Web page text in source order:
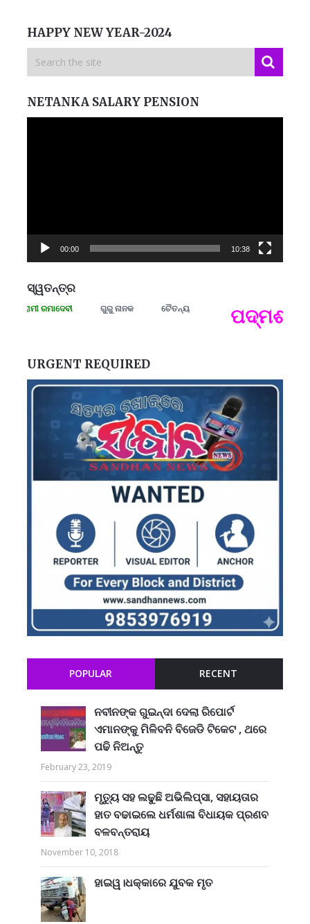
HAPPY NEW YEAR-2024
NETANKA SALARY PENSION
00:00 10:38
ସ୍ୱତନ୍ତ୍ର
ରମାଦେବୀ ଗୁରୁ ନାନକ ଚୈତନ୍ୟ ପଦ୍ମଶ୍ରୀ
URGENT REQUIRED
POPULAR RECENT
ନବୀନଙ୍କ ଗୁଇନ୍ଦା ଦେଲା ରିପୋର୍ଟ
ଏମାନଙ୍କୁ ମିଳିବନି ବିଜେଡି ଟିକେଟ , ଥରେ
ପଢି ନିଅନ୍ତୁ
February 23, 2019
ମୃତ୍ୟୁ ସହ ଲଢୁଛି ଅଭିଲିପ୍ସା, ସହାୟତାର
ହାତ ବଢାଇଲେ ଧର୍ମଶାଳା ବିଧାୟକ ପ୍ରଣବ
ବଳବନ୍ତରାୟ
November 10, 2018
ହାଇୱ।ଧକ୍କାରେ ଯୁବକ ମୃତ